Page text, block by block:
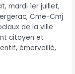
mardi 1er juillet,
Cme-Cmj
de la ville
citoyen et
émerveillé,